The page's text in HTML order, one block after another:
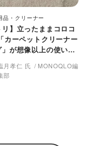
品・クリーナー
リ】立ったままコロコ
カーペットクリーナー
」が想像以上の使いや
た
月孝仁 氏
MONOQLO編
部